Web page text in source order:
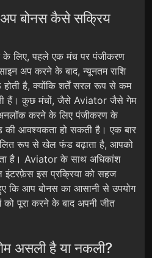
बोनस कैसे सक्रिय
लिए, पहले एक मंच पर पंजीकरण
अप करने के बाद, न्यूनतम राशि
है, क्योंकि शर्तें सरल रूप से कम
हैं। कुछ मंचों, जैसे Aviator जैसे गेम
करने के लिए पंजीकरण के
की आवश्यकता हो सकती है। एक बार
रूप से खेल फंड बढ़ाता है, आपको
है। Aviator के साथ अधिकांश
इंटरफ़ेस इस प्रक्रिया को सहज
कि आप बोनस का आसानी से उपयोग
पूरा करने के बाद अपनी जीत
असली है या नकली?